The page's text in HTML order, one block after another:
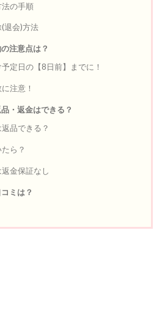
法の手順
退会)方法
注意点は？
定日の【8日前】までに！
注意！
・返金はできる？
品できる？
ら？
金保証なし
ミは？